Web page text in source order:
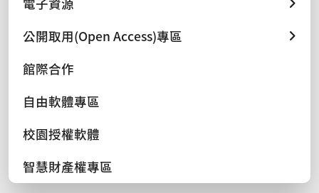
公開取用(Open Access)專區
館際合作
自由軟體專區
校園授權軟體
智慧財產權專區